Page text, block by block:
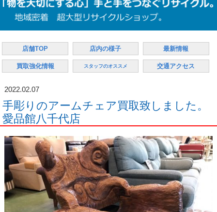
店舗TOP 店内の様子 最新情報
買取強化情報 スタッフのオススメ 交通アクセス
2022.02.07
手彫りのアームチェア買取致しました。
愛品館八千代店